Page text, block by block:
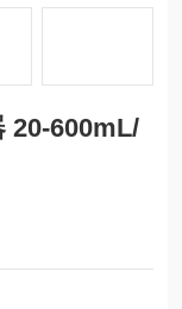
20-600mL/